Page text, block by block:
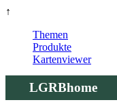
↑
LGRBhome
Themen
Produkte
Kartenviewer